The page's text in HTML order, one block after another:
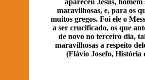
apareceu Jesus,
maravilhosas, e, para os
muitos gregos. Foi ele o
a ser crucificado, os que
de novo no terceiro dia,
maravilhosas a respeito
(Flávio Josefo, História